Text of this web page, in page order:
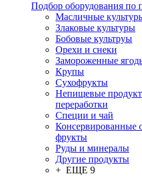
Подбор оборудования по
Масличные
Злаковые культуры
Бобовые культруы
Орехи и снеки
Замороженные
Крупы
Сухофрукты
Непищевые
переработки
Специи и чай
Консервированные
фрукты
Руды и минералы
Другие продукты
+ ЕЩЕ 9